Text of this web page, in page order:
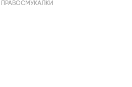
ПРАВОСМУКАЛКИ